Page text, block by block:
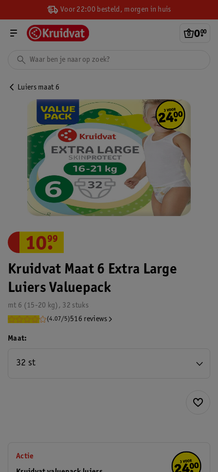
Voor 22:00 besteld, morgen in huis
0.
00
Luiers maat 6
Kruidvat Maat 6 Extra Large
Luiers Valuepack
mt 6 (15-20 kg), 32 stuks
(4.07/5)516 reviews
10.
99
Maat
32 st
Actie